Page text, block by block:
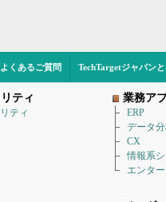
よくあるご質問 TechTargetジャパン
ティ
ティ
業務ア
ERP
データ
CX
情報系
エンタ